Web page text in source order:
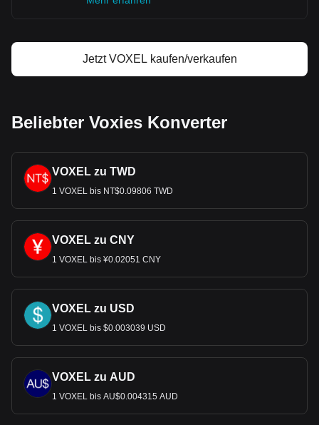
Jetzt VOXEL kaufen/verkaufen
Beliebter Voxies Konverter
VOXEL zu TWD
1 VOXEL bis NT$0.09806 TWD
VOXEL zu CNY
1 VOXEL bis ¥0.02051 CNY
VOXEL zu USD
1 VOXEL bis $0.003039 USD
VOXEL zu AUD
1 VOXEL bis AU$0.004315 AUD